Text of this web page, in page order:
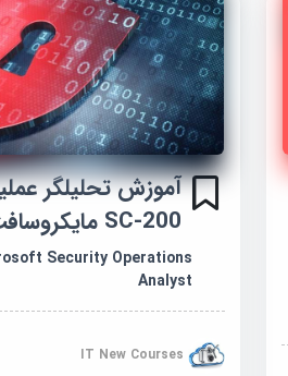
آموزش تحلیلگر
SC-200 مایکروسافت
Security Operations
Analyst
IT New Courses